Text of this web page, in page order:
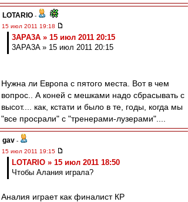
LOTARIO -
15 июл 2011 19:18
3APA3A » 15 июл 2011 20:15
3APA3A » 15 июл 2011 20:15
Нужна ли Европа с пятого места. Вот в чем
вопрос.. А коней с мешками надо сбрасывать с
высот.... как, кстати и было в те, годы, когда мы
"все просрали" с "тренерами-лузерами"....
gav -
15 июл 2011 19:15
LOTARIO » 15 июл 2011 18:50
Чтобы Алания играла?
Аналия играет как финалист КР